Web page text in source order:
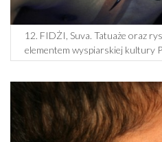
12. FIDŻI, Suva. Tatuaże oraz
elementem wyspiarskiej kultury